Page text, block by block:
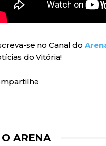
se no Canal do
do Vitória!
ARENA